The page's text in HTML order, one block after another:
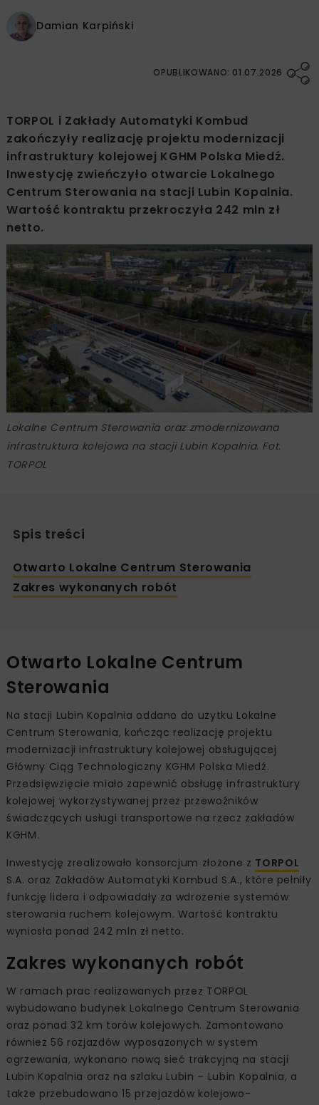
Damian Karpiński
OPUBLIKOWANO: 01.07.2026
TORPOL i Zakłady Automatyki Kombud
zakończyły realizację projektu modernizacji
infrastruktury kolejowej KGHM Polska Miedź.
Inwestycję zwieńczyło otwarcie Lokalnego
Centrum Sterowania na stacji Lubin Kopalnia.
Wartość kontraktu przekroczyła 242 mln zł
netto.
Lokalne Centrum Sterowania oraz zmodernizowana
infrastruktura kolejowa na stacji Lubin Kopalnia. Fot.
TORPOL
Spis treści
Otwarto Lokalne Centrum Sterowania
Zakres wykonanych robót
Otwarto Lokalne Centrum
Sterowania
Na stacji Lubin Kopalnia oddano do użytku Lokalne
Centrum Sterowania, kończąc realizację projektu
modernizacji infrastruktury kolejowej obsługującej
Główny Ciąg Technologiczny KGHM Polska Miedź.
Przedsięwzięcie miało zapewnić obsługę infrastruktury
kolejowej wykorzystywanej przez przewoźników
świadczących usługi transportowe na rzecz zakładów
KGHM.
Inwestycję zrealizowało konsorcjum złożone z TORPOL
S.A. oraz Zakładów Automatyki Kombud S.A., które pełniły
funkcję lidera i odpowiadały za wdrożenie systemów
sterowania ruchem kolejowym. Wartość kontraktu
wyniosła ponad 242 mln zł netto.
Zakres wykonanych robót
W ramach prac realizowanych przez TORPOL
wybudowano budynek Lokalnego Centrum Sterowania
oraz ponad 32 km torów kolejowych. Zamontowano
również 56 rozjazdów wyposażonych w system
ogrzewania, wykonano nową sieć trakcyjną na stacji
Lubin Kopalnia oraz na szlaku Lubin – Lubin Kopalnia, a
także przebudowano 15 przejazdów kolejowo-